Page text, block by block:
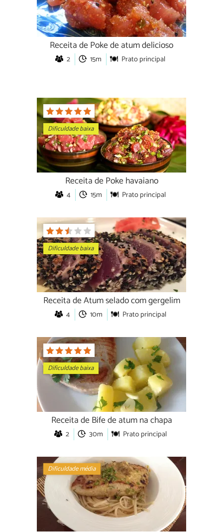
Receita de Poke de atum delicioso
2 15m Prato principal
Dificuldade baixa
Receita de Poke havaiano
4 15m Prato principal
Dificuldade baixa
Receita de Atum selado com gergelim
4 10m Prato principal
Dificuldade baixa
Receita de Bife de atum na chapa
2 30m Prato principal
Dificuldade média